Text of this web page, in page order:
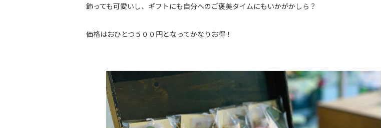
飾っても可愛いし、ギフトにも自分へのご褒美タイムにもいかがかしら？
価格はおひとつ５００円となってかなりお得！